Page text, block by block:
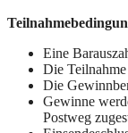
Eine
Die
Die
Gewinne
Postweg